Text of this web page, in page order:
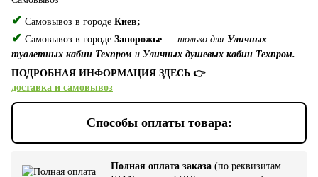
✔ Самовывоз в городе Киев;
✔ Самовывоз в городе Запорожье — только для Уличных
туалетных кабин Техпром и Уличных душевых кабин Техпром.
ПОДРОБНАЯ ИНФОРМАЦИЯ ЗДЕСЬ 👉
доставка и самовывоз
Способы оплаты товара:
Полная оплата заказа (по реквизитам